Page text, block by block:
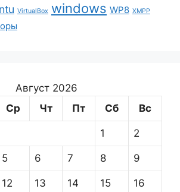
VirtualBox windows WP8 XMPP
Август 2026
Ср Чт Пт Сб Вс
1 2
5 6 7 8 9
12 13 14 15 16